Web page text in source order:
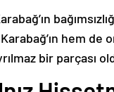
Karabağ’ın hem
bir parçası